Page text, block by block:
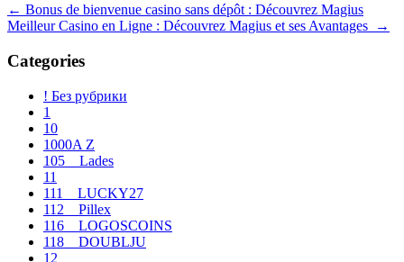
Navegación
de
entradas
← Bonus de bienvenue casino sans dépôt : Découvrez Magius
Meilleur Casino en Ligne : Découvrez Magius et ses Avantages
→
Categories
! Без рубрики
1
10
1000A Z
105__Lades
11
111__LUCKY27
112__Pillex
116__LOGOSCOINS
118__DOUBLJU
12